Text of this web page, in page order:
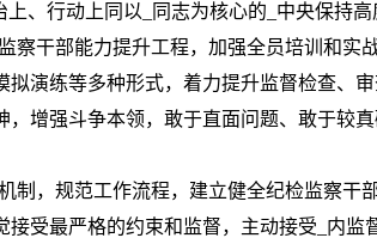
、行动上同以_同志为核心的_中央保持高
察干部能力提升工程，加强全员培训和实
拟演练等多种形式，着力提升监督检查、
增强斗争本领，敢于直面问题、敢于较真
制，规范工作流程，建立健全纪检监察干
接受最严格的约束和监督，主动接受_内监